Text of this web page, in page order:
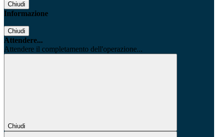
Chiudi
Informazione
Chiudi
Attendere...
Attendere il completamento dell'operazione...
Chiudi